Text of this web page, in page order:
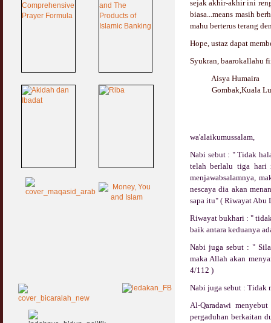
sejak akhir-akhir ini
biasa...means masih
mahu berterus terang
Hope, ustaz dapat
Syukran, baarokallahu
Aisya Humaira
Gombak,Kuala
wa'alaikumussalam,
Nabi sebut : " Tidak
telah berlalu tiga hari
menjawabsalamnya,
nescaya dia akan
sapa itu" ( Riwayat Abu
Riwayat bukhari : "
baik antara keduanya
Nabi juga sebut : "
maka Allah akan
4/112 )
Nabi juga sebut : Tidak
Al-Qaradawi
pergaduhan berkaitan